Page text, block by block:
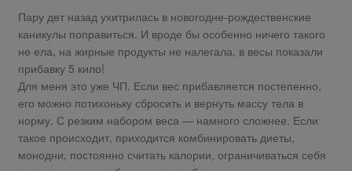
Пару дет назад ухитрилась в новогодне-рождественские
каникулы поправиться. И вроде бы особенно ничего такого
не ела, на жирные продукты не налегала, в весы показали
прибавку 5 кило!
Для меня это уже ЧП. Если вес прибавляется постепенно,
его можно потихоньку сбросить и вернуть массу тела в
норму. С резким набором веса — намного сложнее. Если
такое происходит, приходится комбинировать диеты,
монодни, постоянно считать калории, ограничиваться себя